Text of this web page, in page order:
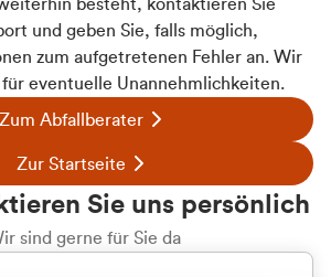
besteht, kontaktieren Sie
und geben Sie, falls möglich,
zum aufgetretenen Fehler an. Wir
eventuelle Unannehmlichkeiten.
Zum Abfallberater
Zur Startseite
Sie uns persönlich
sind gerne für Sie da